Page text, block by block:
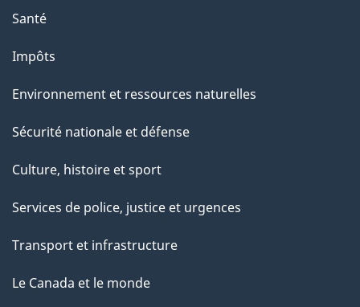
Santé
Impôts
Environnement et ressources naturelles
Sécurité nationale et défense
Culture, histoire et sport
Services de police, justice et urgences
Transport et infrastructure
Le Canada et le monde